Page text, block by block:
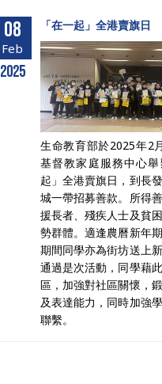
08
Feb
2025
「在一起」全港賣旗日
生命教育部於2025年2
基督教家庭服務中心
起」全港賣旗日，到長
城一帶招募善款。所得
援長者、殘疾人士及貧
勢群體。適逢農曆新年
期間同學亦為街坊送上新
通過是次活動，同學藉
區，加強對社區關懷，
及表達能力，同時加強
聯繫。